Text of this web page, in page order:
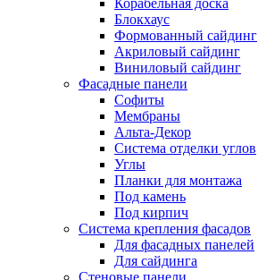
Корабельная доска
Блокхаус
Формованный сайдинг
Акриловый сайдинг
Виниловый сайдинг
Фасадные панели
Софиты
Мембраны
Альта-Декор
Система отделки углов
Углы
Планки для монтажа
Под камень
Под кирпич
Система крепления фасадов
Для фасадных панелей
Для сайдинга
Стеновые панели